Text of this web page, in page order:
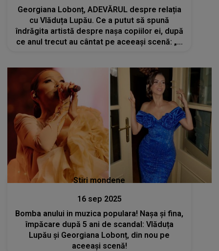
Georgiana Lobonț, ADEVĂRUL despre relația
cu Vlăduța Lupău. Ce a putut să spună
îndrăgita artistă despre nașa copiilor ei, după
ce anul trecut au cântat pe aceeași scenă: „A
Stiri mondene
16 sep 2025
Bomba anului in muzica populara! Nașa și fina,
împăcare după 5 ani de scandal: Vlăduța
Lupău și Georgiana Lobonț, din nou pe
aceeași scenă!